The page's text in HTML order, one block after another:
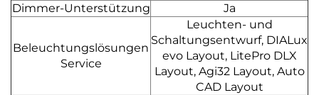
Dimmer-Unterstützung
Ja
Beleuchtungslösungen
Service
Leuchten- und
Schaltungsentwurf, DIALux
evo Layout, LitePro DLX
Layout, Agi32 Layout, Auto
CAD Layout